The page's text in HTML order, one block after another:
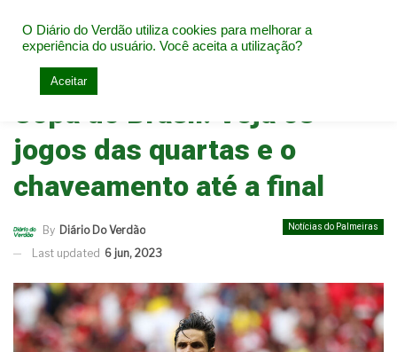
Home Notícias do Palmeiras
Copa do Brasil: Veja os
jogos das quartas e o
chaveamento até a final
Notícias do Palmeiras
By Diário Do Verdão
Last updated 6 jun, 2023
O Diário do Verdão utiliza cookies para melhorar a
experiência do usuário. Você aceita a utilização?
Aceitar